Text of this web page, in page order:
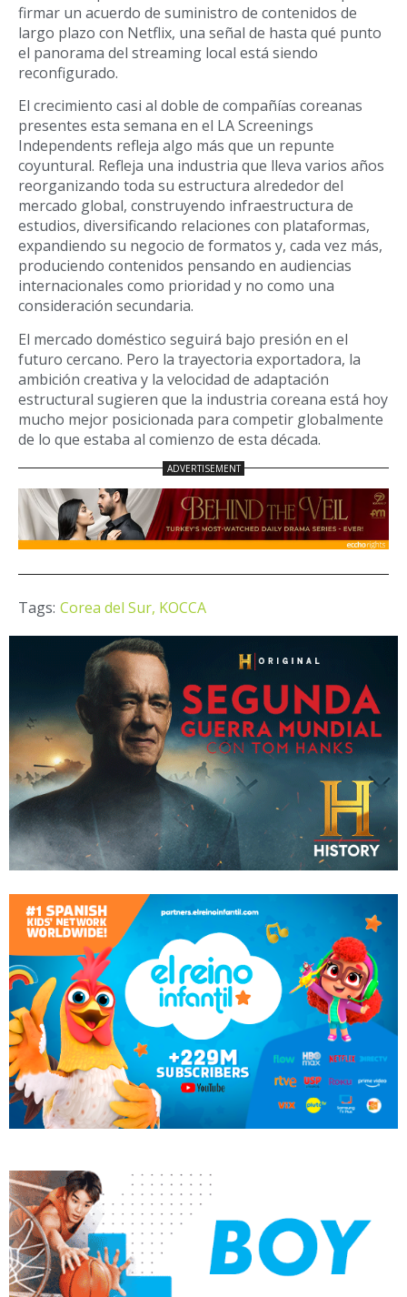
firmar un acuerdo de suministro de contenidos de
largo plazo con Netflix, una señal de hasta qué punto
el panorama del streaming local está siendo
reconfigurado.
El crecimiento casi al doble de compañías coreanas
presentes esta semana en el LA Screenings
Independents refleja algo más que un repunte
coyuntural. Refleja una industria que lleva varios años
reorganizando toda su estructura alrededor del
mercado global, construyendo infraestructura de
estudios, diversificando relaciones con plataformas,
expandiendo su negocio de formatos y, cada vez más,
produciendo contenidos pensando en audiencias
internacionales como prioridad y no como una
consideración secundaria.
El mercado doméstico seguirá bajo presión en el
futuro cercano. Pero la trayectoria exportadora, la
ambición creativa y la velocidad de adaptación
estructural sugieren que la industria coreana está hoy
mucho mejor posicionada para competir globalmente
de lo que estaba al comienzo de esta década.
Tags: Corea del Sur, KOCCA